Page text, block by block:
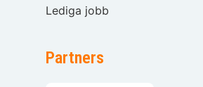
Lediga jobb
Partners